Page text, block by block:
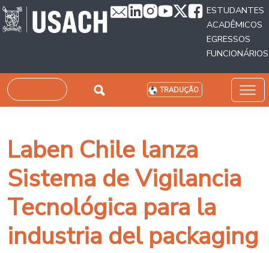
Passar para o conteúdo principal
ESTUDANTES
ACADÊMICOS
EGRESSOS
FUNCIONÁRIOS
Pesquisar TRADUÇÃO
Laben Chile lanza
Sistema de Vigilancia
Tecnológica para la
industria del packaging